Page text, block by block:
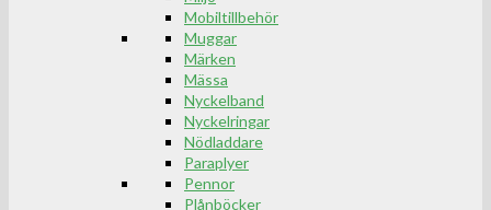
Mobiltillbehör
Muggar
Märken
Mässa
Nyckelband
Nyckelringar
Nödladdare
Paraplyer
Pennor
Plånböcker